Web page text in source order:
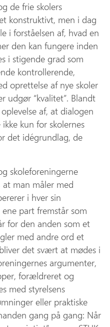
de frie skolers
konstruktivt, men i dag
i forståelsen af, hvad en
den kan fungere inden
i stigende grad som
kontrollerende,
oprettelse af nye skoler
udgør “kvalitet”. Blandt
af, at dialogen
kun for skolernes
det idégrundlag, de
skoleforeningerne
man måler med
i hver sin
part fremstår som
for den anden som et
med andre ord et
det svært at mødes i
argumenter,
forældreret og
med styrelsens
eller praktiske
gang på gang: Når